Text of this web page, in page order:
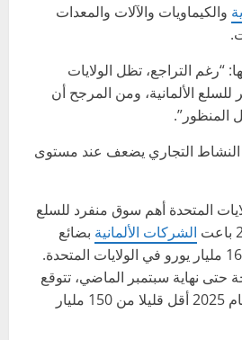
والكيماويات والآلات والمعدات
“رغم التراجع، تظل الولايات
الألمانية، ومن المرجح أن
المنظور”.
النشاط التجاري يضعف عند مستوى
تعد الولايات المتحدة أهم سوق منفرد للسلع
الشركات الألمانية بضائع
بقيمة إجمالية بلغت 161.4 مليار يورو في الولايات المتحدة.
حتى نهاية سبتمبر الماضي، تتوقع
الوكالة أن يبلغ الرقم لعام 2025 أقل قليلا من 150 مليار